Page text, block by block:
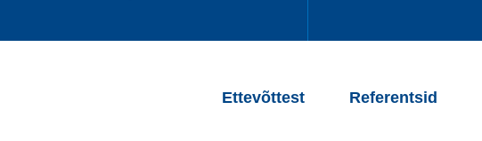
Ettevõttest Referentsid